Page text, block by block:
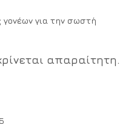
για την σωστή
απαραίτητη.